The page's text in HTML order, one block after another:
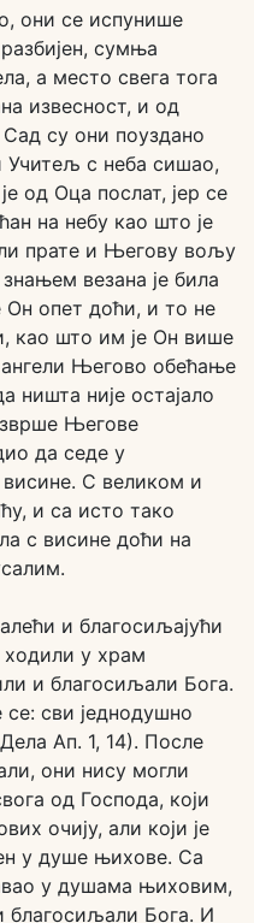
они се испунише
сумња
а место свега тога
извесност, и од
су они поуздано
Учитељ с неба сишао,
од Оца послат, јер се
на небу као што је
прате и Његову вољу
везана је била
Он опет доћи, и то не
као што им је Он више
Његово обећање
ништа није остајало
Његове
да седе у
висине. С великом и
и са исто тако
с висине доћи на
и благосиљајући
ходили у храм
и благосиљали Бога.
сви једнодушно
Ап. 1, 14). После
они нису могли
од Господа, који
очију, али који је
у душе њихове. Са
у душама њиховим,
благосиљали Бога. И